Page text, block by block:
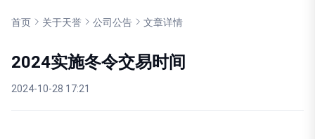
首页 关于天誉 公司公告 文章详情
2024实施冬令交易时间
2024-10-28 17:21